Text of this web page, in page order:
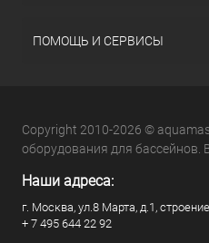
ПОМОЩЬ И СЕРВИСЫ
Copyright 2010-2026 ©
оборудования для бассейнов.
Наши адреса:
г. Москва, ул.8 Марта, д.1,
+ 7 495 644 22 92